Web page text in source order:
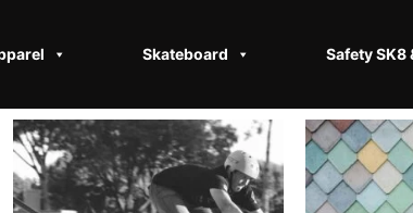
Skateboard Safety SK8